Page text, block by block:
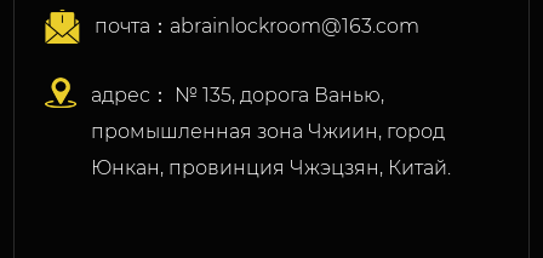
почта： abrainlockroom@163.com
адрес： № 135, дорога Ванью,
промышленная зона Чжиин, город
Юнкан, провинция Чжэцзян, Китай.